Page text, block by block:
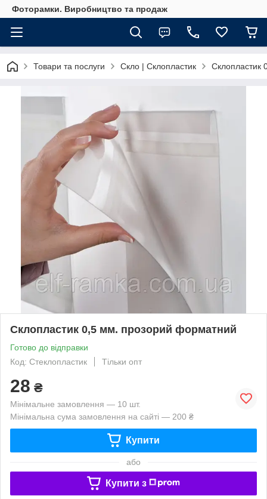
Фоторамки. Виробництво та продаж
Товари та послуги Скло | Склопластик Склопластик
Склопластик 0,5 мм. прозорий форматний
Готово до відправки
Код: Стеклопластик
Тільки опт
28 ₴
Мінімальне замовлення — 10 шт.
Мінімальна сума замовлення на сайті — 200 ₴
Купити
або
Купити з